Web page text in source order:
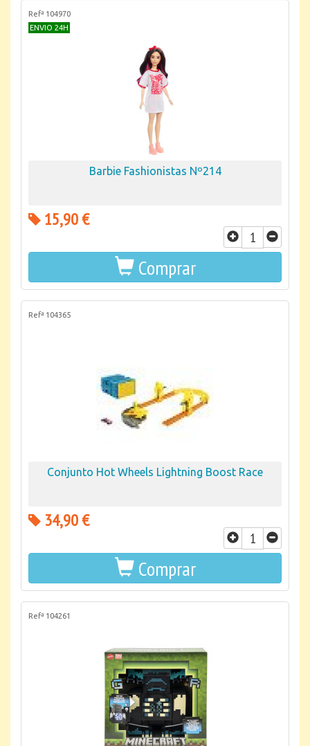
Refª 104970
ENVIO 24H
Barbie Fashionistas Nº214
15,90 €
Comprar
Refª 104365
Conjunto Hot Wheels Lightning Boost Race
34,90 €
Comprar
Refª 104261